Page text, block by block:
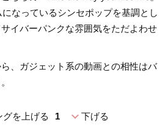
なっているシンセポップを基調とし
イバーパンクな雰囲気をただよわせ
、ガジェット系の動画との相性はバ
グを上げる 1 expand_more下げる